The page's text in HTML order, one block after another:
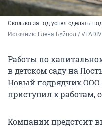
Сколько за год успел сделать
Источник: Елена Буйвол /
Работы по
в детском саду на
Новый подрядчик ООО
приступил к работам,
Компании предстоит